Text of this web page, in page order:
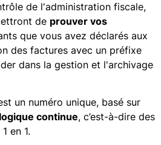
de l'administration fiscale,
de prouver vos
que vous avez déclarés aux
des factures avec un préfixe
dans la gestion et l'archivage
un numéro unique, basé sur
continue, c’est-à-dire des
en 1.